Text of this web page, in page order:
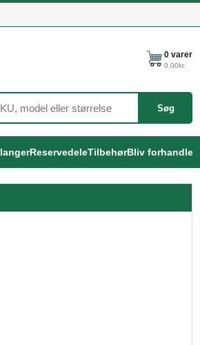
Søg
0 varer
0.00kr.
ReservedeleTilbehørBliv